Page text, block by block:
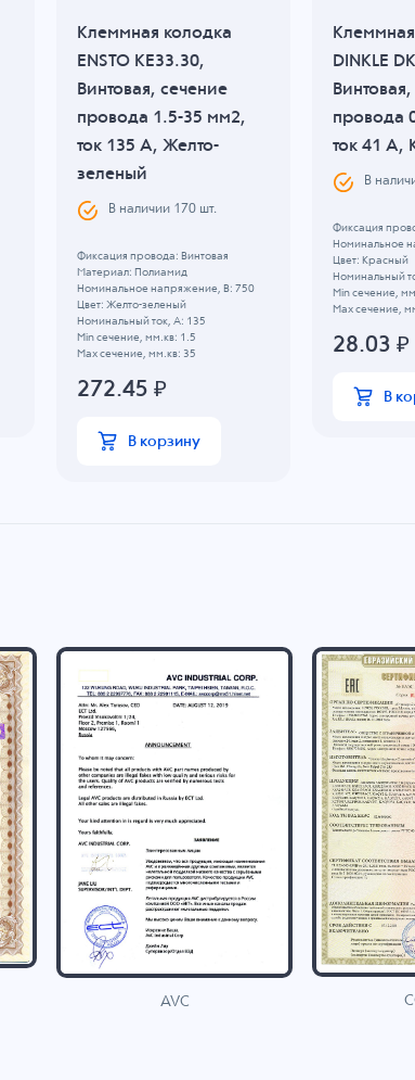
Клеммная колодка
ENSTO KE33.30,
Винтовая, сечение
провода 1.5-35 мм2,
ток 135 A, Желто-
зеленый
В наличии 170 шт.
Фиксация провода: Винтовая
Материал: Полиамид
Номинальное напряжение, B: 750
Цвет: Желто-зеленый
Номинальный ток, А: 135
Min сечение, мм.кв: 1.5
Max сечение, мм.кв: 35
272.45 ₽
В корзину
DINKLE
провода
ток 41 A,
В
Фиксация
Номинальное
Цвет: Красный
Номинальный
Min сечение,
Max сечение,
28.03 ₽
В
AVC